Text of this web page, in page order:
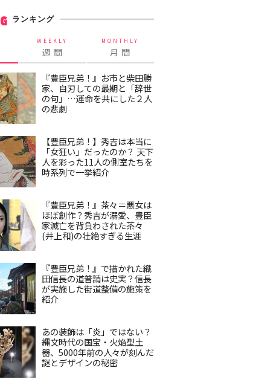
ランキング
WEEKLY
週 間
MONTHLY
月 間
『豊臣兄弟！』お市と柴田勝
家、自刃しての最期と「辞世
の句」…運命を共にした２人
の悲劇
【豊臣兄弟！】秀吉は本当に
「女狂い」だったのか？ 天下
人を彩った11人の側室たちを
時系列で一挙紹介
『豊臣兄弟！』茶々＝悪女は
ほぼ創作？秀吉が溺愛、豊臣
家滅亡を背負わされた茶々
(井上和)の壮絶すぎる生涯
『豊臣兄弟！』で描かれた織
田信長の道普請は史実？信長
が実施した街道整備の施策を
紹介
あの装飾は「炎」ではない？
縄文時代の国宝・火焔型土
器、5000年前の人々が刻んだ
謎とデザインの秘密